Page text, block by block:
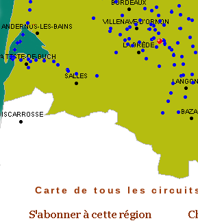
Carte de tous les